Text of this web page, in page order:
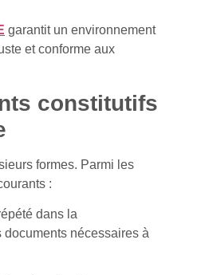
garantit un environnement
et conforme aux
constitutifs
formes. Parmi les
:
dans la
nécessaires à